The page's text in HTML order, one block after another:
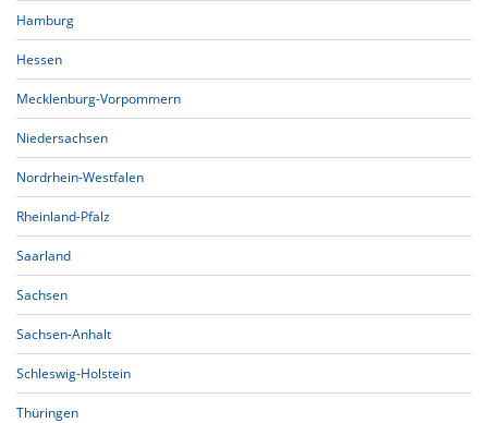
Hamburg
Hessen
Mecklenburg-Vorpommern
Niedersachsen
Nordrhein-Westfalen
Rheinland-Pfalz
Saarland
Sachsen
Sachsen-Anhalt
Schleswig-Holstein
Thüringen